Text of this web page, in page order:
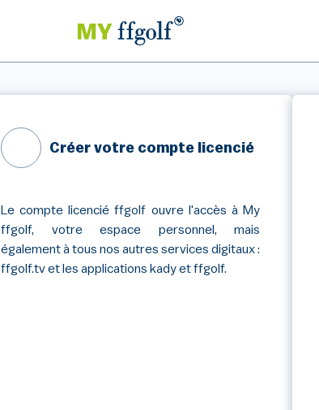
Créer votre compte licencié
Le compte licencié ffgolf ouvre l'accès à My
ffgolf, votre espace personnel, mais
également à tous nos autres services digitaux :
ffgolf.tv et les applications kady et ffgolf.